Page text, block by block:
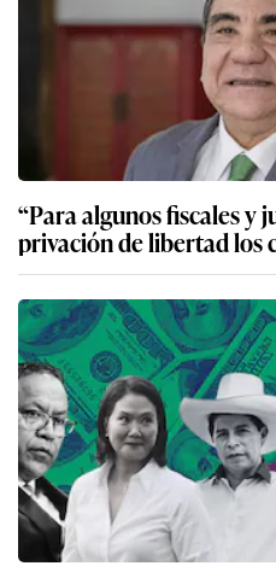
“Para algunos fiscales y
privación de libertad los